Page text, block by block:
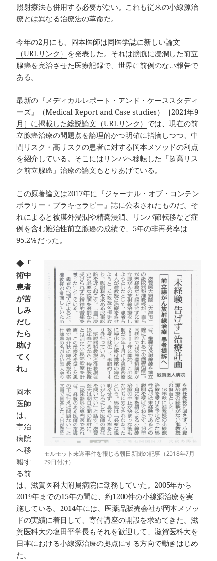
照射療法も併用する必要がない。これも従来の小線源治
療とは異なる治療法の革命だ。
今年の2月にも、岡本医師は同医学誌に新しい論文
（URLリンク） を発表した。それは膀胱に浸潤した前立
腺癌を完治させた医療記録で、世界に前例のない報告で
ある。
最新の 『メディカルレポート・アンド・ケーススタディ
ーズ』（Medical Report and Case studies）［2021年9
月］に掲載した総説論文（URLリンク） では、現在の前
立腺癌治療の問題点を論理的かつ明確に指摘しつつ、中
間リスク・高リスクの患者に対する岡本メソッドの利点
を紹介している。そこにはリンパへ移転した「超高リス
ク前立腺癌」治療の論文もとりあげている。
この原著論文は2017年に『ジャーナル・オブ・コンテン
ポラリー・ブラキセラピー』誌に公表されたものだ。そ
れによると被膜外浸潤や精嚢浸潤、リンパ節転移など症
例を含む難治性前立腺癌の成績で、5年の非再発率は
95.2％だった。
モルモット未遂事件を報じる朝日新聞の記事（2018年7月
29日付け）
◆「
術中
患者
が苦
しみ
だし
たら
助け
てく
れ」
岡本
医師
は、
宇治
病院
へ移
籍す
る前
は、滋賀医科大附属病院に勤務していた。2005年から
2019年までの15年の間に、約1200件の小線源治療を実
施している。2014年には、医薬品販売会社が岡本メソッ
ドの実績に着目して、寄付講座の開設を求めてきた。滋
賀医科大の塩田平学長もそれを歓迎して、滋賀医科大を
日本における小線源治療の拠点にする方向で動きはじめ
た。